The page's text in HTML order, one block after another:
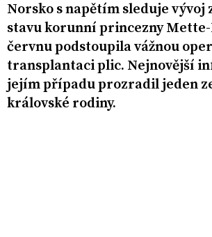
Norsko s napětím sleduje
stavu korunní princezny
červnu podstoupila vážnou
transplantaci plic. Nejnovější
jejím případu prozradil jeden
královské rodiny.